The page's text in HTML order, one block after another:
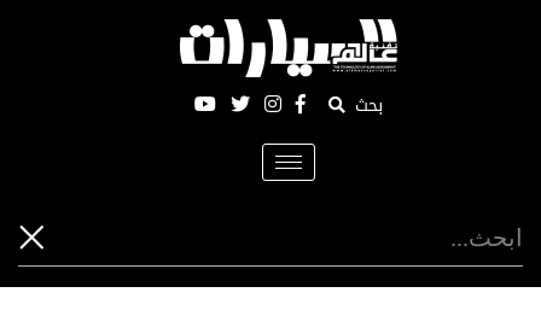
بحث
Toggle
navigation